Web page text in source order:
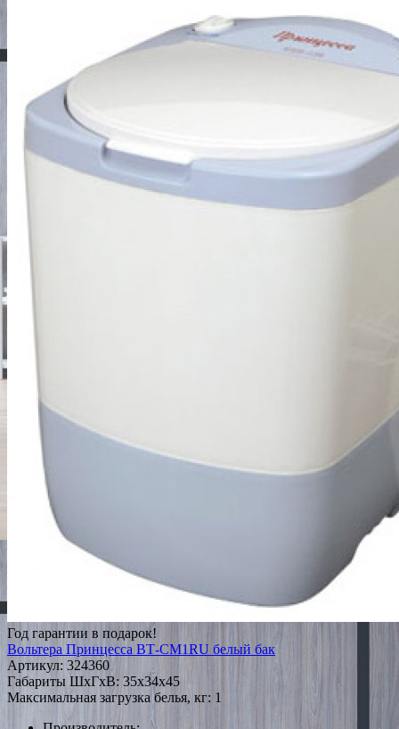
Год гарантии в подарок!
Вольтера Принцесса ВТ-СМ1RU белый бак
Артикул: 324360
Габариты ШxГxВ: 35x34x45
Максимальная загрузка белья, кг: 1